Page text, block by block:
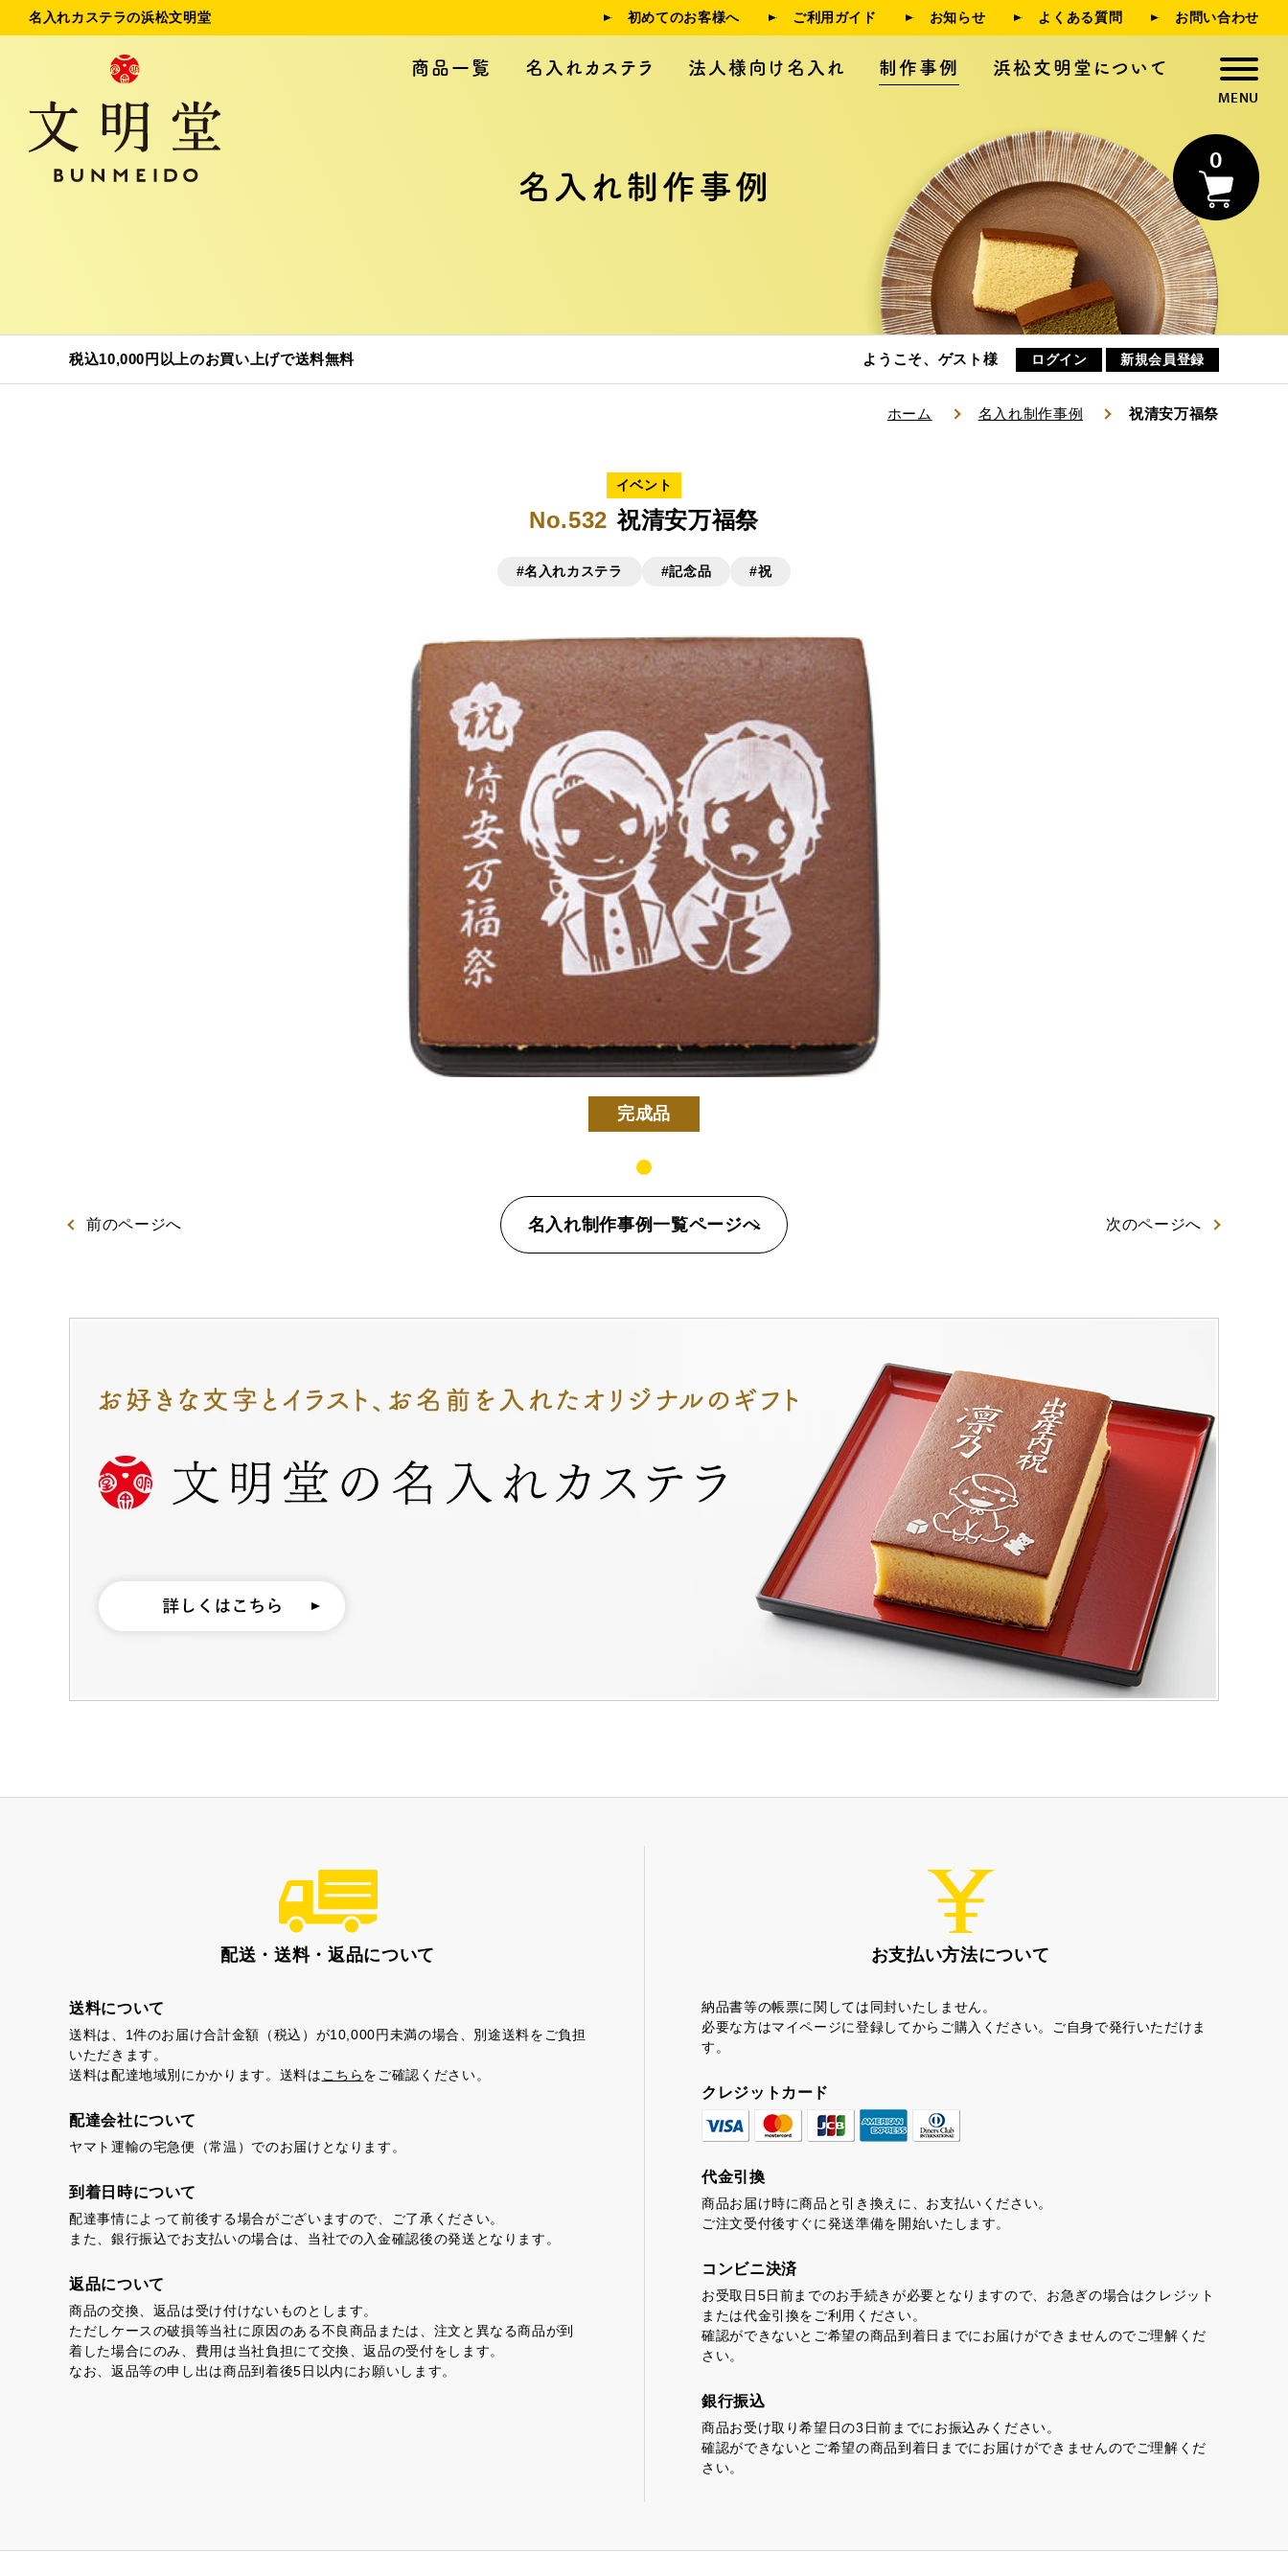
名入れカステラの浜松文明堂 初めてのお客様へ ご利用ガイド お知らせ よくある質問 お問い合わせ
商品一覧 名入れカステラ 法人様向け名入れ 制作事例 浜松文明堂について
0
法人様向け名入れ 制作事例 浜松文明堂について
お知らせ
型からオリジナルで作る
記念カステラ 長寿のお祝いカステラ
カステラ巻 カステラ巻・三笠山
浜松しんふぉにー
プライバシーポリシー
特定商取引法に基づく表記
名入れ制作事例
税込10,000円以上のお買い上げで送料無料 ようこそ、ゲスト様 ログイン 新規会員登録
ホーム 名入れ制作事例 祝清安万福祭
イベント
No.532 祝清安万福祭
#名入れカステラ #記念品 #祝
完成品
前のページへ 名入れ制作事例一覧ページへ 次のページへ
配送・送料・返品について
送料について
送料は、1件のお届け合計金額（税込）が10,000円未満の場合、別途送料をご負担
いただきます。
送料は配達地域別にかかります。送料は こちらをご確認ください。
配達会社について
ヤマト運輸の宅急便（常温）でのお届けとなります。
到着日時について
配達事情によって前後する場合がございますので、ご了承ください。
また、銀行振込でお支払いの場合は、当社での入金確認後の発送となります。
返品について
商品の交換、返品は受け付けないものとします。
ただしケースの破損等当社に原因のある不良商品または、注文と異なる商品が到
着した場合にのみ、費用は当社負担にて交換、返品の受付をします。
なお、返品等の申し出は商品到着後5日以内にお願いします。
お支払い方法について
納品書等の帳票に関しては同封いたしません。
必要な方はマイページに登録してからご購入ください。ご自身で発行いただけま
す。
クレジットカード
代金引換
商品お届け時に商品と引き換えに、お支払いください。
ご注文受付後すぐに発送準備を開始いたします。
コンビニ決済
お受取日5日前までのお手続きが必要となりますので、お急ぎの場合はクレジット
または代金引換をご利用ください。
確認ができないとご希望の商品到着日までにお届けができませんのでご理解くだ
さい。
銀行振込
商品お受け取り希望日の3日前までにお振込みください。
確認ができないとご希望の商品到着日までにお届けができませんのでご理解くだ
さい。